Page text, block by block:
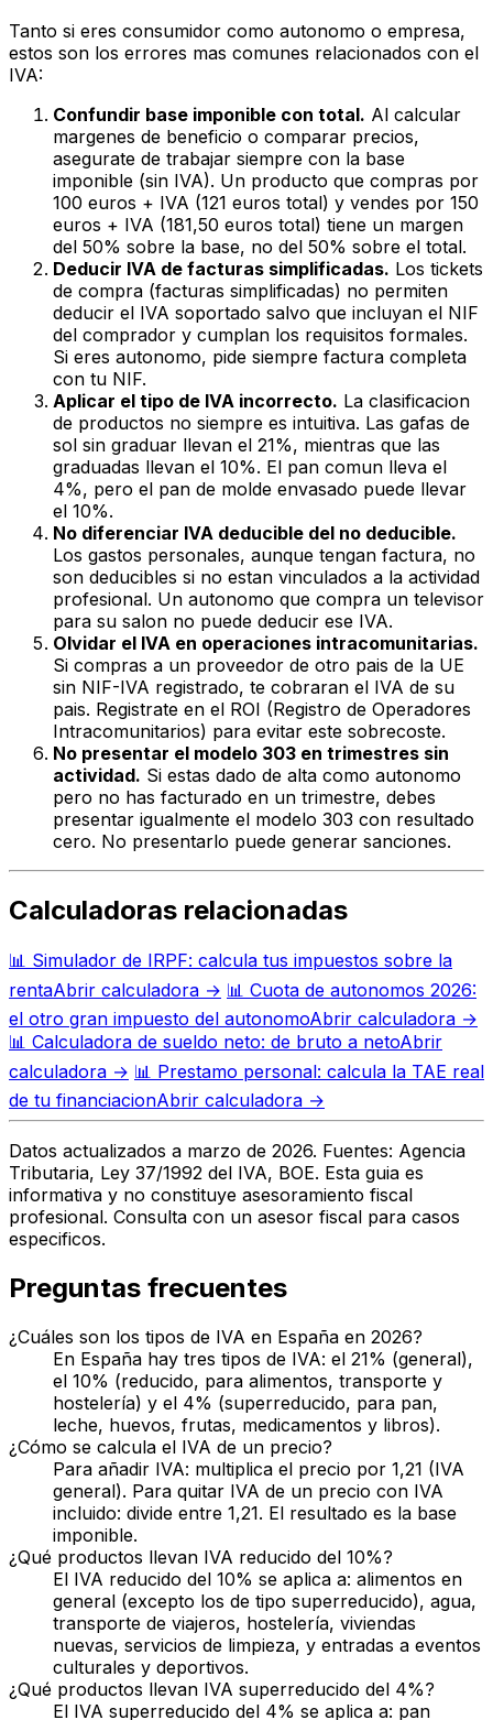
Tanto si eres consumidor como autonomo o empresa,
estos son los errores mas comunes relacionados con el
IVA:
Confundir base imponible con total. Al calcular
margenes de beneficio o comparar precios,
asegurate de trabajar siempre con la base
imponible (sin IVA). Un producto que compras por
100 euros + IVA (121 euros total) y vendes por 150
euros + IVA (181,50 euros total) tiene un margen
del 50% sobre la base, no del 50% sobre el total.
Deducir IVA de facturas simplificadas. Los tickets
de compra (facturas simplificadas) no permiten
deducir el IVA soportado salvo que incluyan el NIF
del comprador y cumplan los requisitos formales.
Si eres autonomo, pide siempre factura completa
con tu NIF.
Aplicar el tipo de IVA incorrecto. La clasificacion
de productos no siempre es intuitiva. Las gafas de
sol sin graduar llevan el 21%, mientras que las
graduadas llevan el 10%. El pan comun lleva el
4%, pero el pan de molde envasado puede llevar
el 10%.
No diferenciar IVA deducible del no deducible.
Los gastos personales, aunque tengan factura, no
son deducibles si no estan vinculados a la actividad
profesional. Un autonomo que compra un televisor
para su salon no puede deducir ese IVA.
Olvidar el IVA en operaciones intracomunitarias.
Si compras a un proveedor de otro pais de la UE
sin NIF-IVA registrado, te cobraran el IVA de su
pais. Registrate en el ROI (Registro de Operadores
Intracomunitarios) para evitar este sobrecoste.
No presentar el modelo 303 en trimestres sin
actividad. Si estas dado de alta como autonomo
pero no has facturado en un trimestre, debes
presentar igualmente el modelo 303 con resultado
cero. No presentarlo puede generar sanciones.
Calculadoras relacionadas
📊 Simulador de IRPF: calcula tus impuestos sobre la
rentaAbrir calculadora → 📊 Cuota de autonomos 2026:
el otro gran impuesto del autonomoAbrir calculadora →
📊 Calculadora de sueldo neto: de bruto a netoAbrir
calculadora → 📊 Prestamo personal: calcula la TAE real
de tu financiacionAbrir calculadora →
Datos actualizados a marzo de 2026. Fuentes: Agencia
Tributaria, Ley 37/1992 del IVA, BOE. Esta guia es
informativa y no constituye asesoramiento fiscal
profesional. Consulta con un asesor fiscal para casos
especificos.
Preguntas frecuentes
¿Cuáles son los tipos de IVA en España en 2026?
En España hay tres tipos de IVA: el 21% (general),
el 10% (reducido, para alimentos, transporte y
hostelería) y el 4% (superreducido, para pan,
leche, huevos, frutas, medicamentos y libros).
¿Cómo se calcula el IVA de un precio?
Para añadir IVA: multiplica el precio por 1,21 (IVA
general). Para quitar IVA de un precio con IVA
incluido: divide entre 1,21. El resultado es la base
imponible.
¿Qué productos llevan IVA reducido del 10%?
El IVA reducido del 10% se aplica a: alimentos en
general (excepto los de tipo superreducido), agua,
transporte de viajeros, hostelería, viviendas
nuevas, servicios de limpieza, y entradas a eventos
culturales y deportivos.
¿Qué productos llevan IVA superreducido del 4%?
El IVA superreducido del 4% se aplica a: pan